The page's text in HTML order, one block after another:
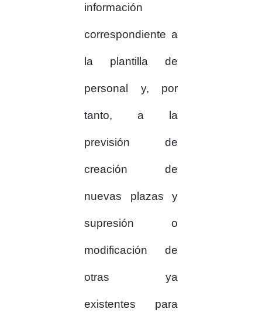
información
correspondiente a
la plantilla de
personal y, por
tanto, a la
previsión de
creación de
nuevas plazas y
supresión o
modificación de
otras ya
existentes para